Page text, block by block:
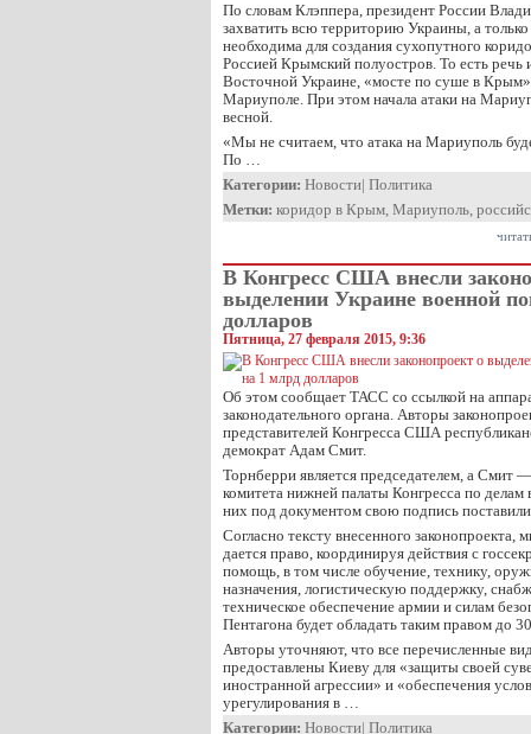
По словам Клэппера, президент России
захватить всю территорию Украины, а только
необходима для создания сухопутного
Россией Крымский полуостров. То есть речь
Восточной Украине, «мосте по суше в
Мариуполе. При этом начала атаки на
весной.
«Мы не считаем, что атака на Мариуполь
По …
Категории: Новости| Политика
Метки: коридор в Крым, Мариуполь,
В Конгресс США внесли
выделении Украине военной
долларов
Пятница, 27 февраля 2015, 9:36
Об этом сообщает ТАСС со ссылкой на
законодательного органа. Авторы
представителей Конгресса США
демократ Адам Смит.
Торнберри является председателем, а Смит
комитета нижней палаты Конгресса по
них под документом свою подпись
Согласно тексту внесенного
дается право, координируя действия с
помощь, в том числе обучение, технику,
назначения, логистическую поддержку,
техническое обеспечение армии и силам
Пентагона будет обладать таким правом до
Авторы уточняют, что все перечисленные
предоставлены Киеву для «защиты своей
иностранной агрессии» и «обеспечения
урегулирования в …
Категории: Новости| Политика